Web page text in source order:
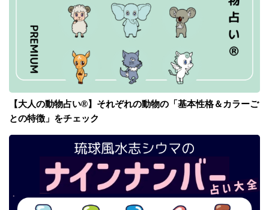
【大人の動物占い®】それぞれの動物の「基本性格＆カラーご
との特徴」をチェック